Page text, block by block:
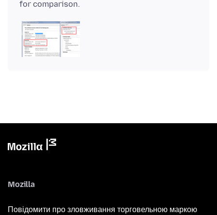
Mozilla
Повідомити про зловживання торговельною маркою